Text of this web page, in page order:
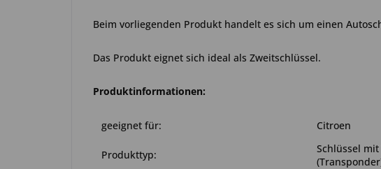
Beim vorliegenden Produkt handelt es sich um einen
Das Produkt eignet sich ideal als Zweitschlüssel.
Produktinformationen:
geeignet für: Citroen
Produkttyp:
Schlüssel